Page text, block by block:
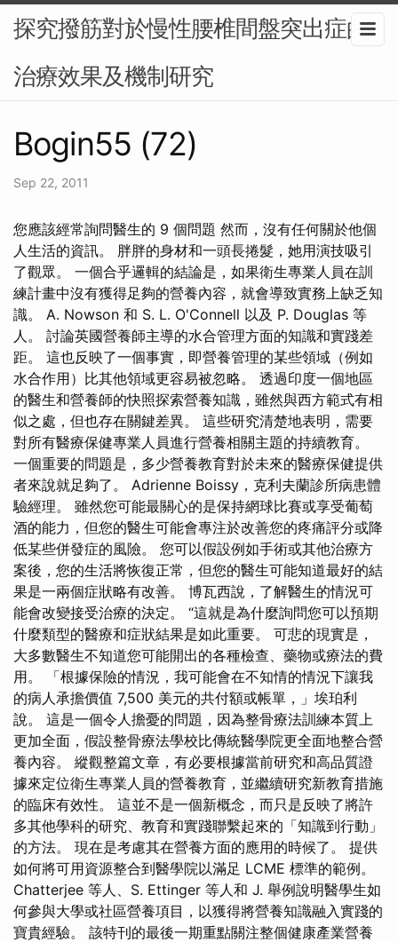
探究撥筋對於慢性腰椎間盤突出症的
治療效果及機制研究
Bogin55 (72)
Sep 22, 2011
您應該經常詢問醫生的 9 個問題 然而，沒有任何關於他個
人生活的資訊。 胖胖的身材和一頭長捲髮，她用演技吸引
了觀眾。 一個合乎邏輯的結論是，如果衛生專業人員在訓
練計畫中沒有獲得足夠的營養內容，就會導致實務上缺乏知
識。 A. Nowson 和 S. L. O'Connell 以及 P. Douglas 等
人。 討論英國營養師主導的水合管理方面的知識和實踐差
距。 這也反映了一個事實，即營養管理的某些領域（例如
水合作用）比其他領域更容易被忽略。 透過印度一個地區
的醫生和營養師的快照探索營養知識，雖然與西方範式有相
似之處，但也存在關鍵差異。 這些研究清楚地表明，需要
對所有醫療保健專業人員進行營養相關主題的持續教育。
一個重要的問題是，多少營養教育對於未來的醫療保健提供
者來說就足夠了。 Adrienne Boissy，克利夫蘭診所病患體
驗經理。 雖然您可能最關心的是保持網球比賽或享受葡萄
酒的能力，但您的醫生可能會專注於改善您的疼痛評分或降
低某些併發症的風險。 您可以假設例如手術或其他治療方
案後，您的生活將恢復正常，但您的醫生可能知道最好的結
果是一兩個症狀略有改善。 博瓦西說，了解醫生的情況可
能會改變接受治療的決定。 “這就是為什麼詢問您可以預期
什麼類型的醫療和症狀結果是如此重要。 可悲的現實是，
大多數醫生不知道您可能開出的各種檢查、藥物或療法的費
用。 「根據保險的情況，我可能會在不知情的情況下讓我
的病人承擔價值 7,500 美元的共付額或帳單，」埃珀利
說。 這是一個令人擔憂的問題，因為整骨療法訓練本質上
更加全面，假設整骨療法學校比傳統醫學院更全面地整合營
養內容。 縱觀整篇文章，有必要根據當前研究和高品質證
據來定位衛生專業人員的營養教育，並繼續研究新教育措施
的臨床有效性。 這並不是一個新概念，而只是反映了將許
多其他學科的研究、教育和實踐聯繫起來的「知識到行動」
的方法。 現在是考慮其在營養方面的應用的時候了。 提供
如何將可用資源整合到醫學院以滿足 LCME 標準的範例。
Chatterjee 等人、S. Ettinger 等人和 J. 舉例說明醫學生如
何參與大學或社區營養項目，以獲得將營養知識融入實踐的
寶貴經驗。 該特刊的最後一期重點關注整個健康產業營養